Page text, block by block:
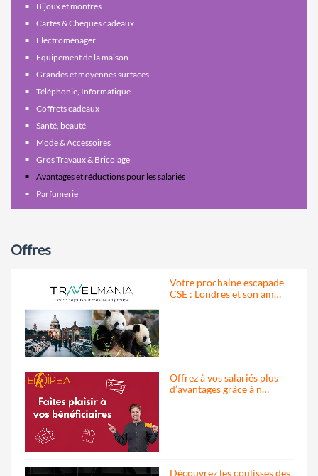
Bijoux et montres
Cartes & Chèques cadeaux
Electroménager
Equipement de la maison
Grandes et moyennes surfaces
Téléphonie, Informatique
Coffrets cadeaux
Santé, beauté
Mode & Accessoires
Gros Travaux & Bricolage
Avantages et réductions pour les salariés
Parfumerie
Offres
Votre prochaine escapade
CSE : Londres et son am…
Offrez à vos salariés plus
d’avantages grâce à n…
Découvrez les coulisses des